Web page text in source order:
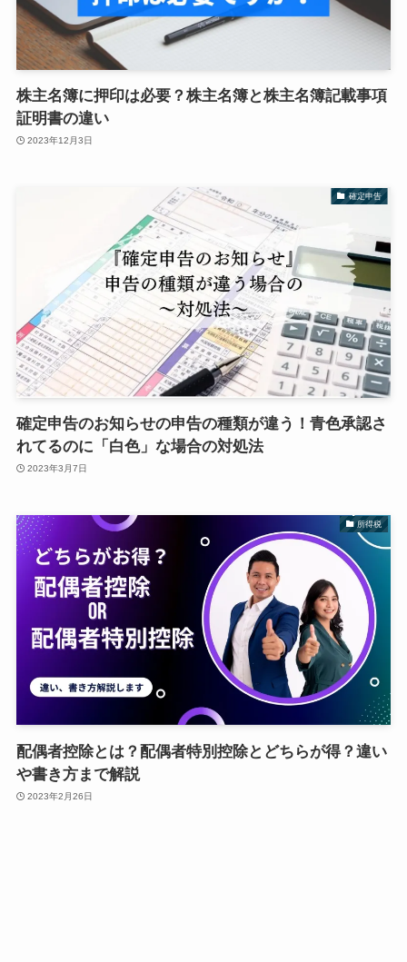
株主名簿に押印は必要？株主名簿と株主名簿記載事項
証明書の違い
2023年12月3日
確定申告
確定申告のお知らせの申告の種類が違う！青色承認さ
れてるのに「白色」な場合の対処法
2023年3月7日
所得税
配偶者控除とは？配偶者特別控除とどちらが得？違い
や書き方まで解説
2023年2月26日